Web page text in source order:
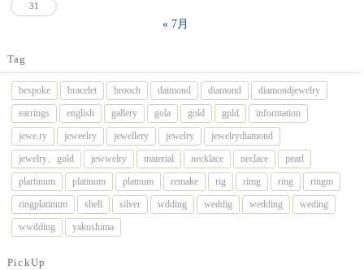
31
« 7月
Tag
bespoke bracelet brooch daimond diamond
diamondjewelry
earrings
english gallery gola gold gpld
information
jewe.ry
jeweelry jewellery jewelry
jewelrydiamond
jewelry、gold
jewwelry material necklace neclace
pearl
plartinum
platinum platnum remake rig rimg ring
ringm
ringplatinum
shell silver wdding weddig wedding
weding
wwdding
yakushima
PickUp